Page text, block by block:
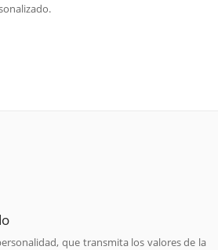
que transmita los valores de la